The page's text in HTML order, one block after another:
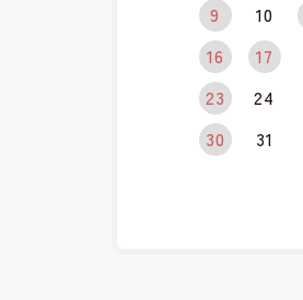
9
10
16
17
23
24
30
31